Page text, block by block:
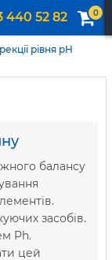
440 52 82 0
рівня pH
балансу
засобів.
Ph.
цей